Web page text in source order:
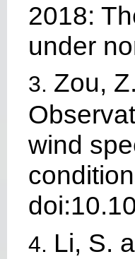
2018:
under
3. Zou,
wind
4. Li, S.